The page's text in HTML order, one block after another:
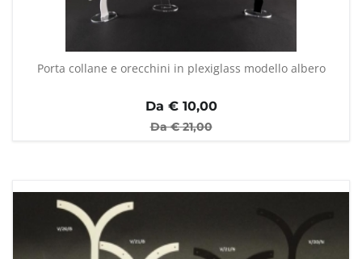
Porta collane e orecchini in plexiglass modello albero
Da €10,00
Da €21,00